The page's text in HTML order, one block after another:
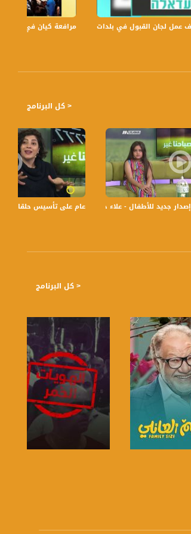
مرافعة كيان في الولايات
عمل لجان القبول في بلدات الجليل والنقب،الكاملة،صباحنا
< كل البرنامج
عام على تأسيس حلقات
- علاء حليحل- صباحنا غير- 31.5.2018 - قناة مساواة الفضائية
الفضائية
< كل البرنامج